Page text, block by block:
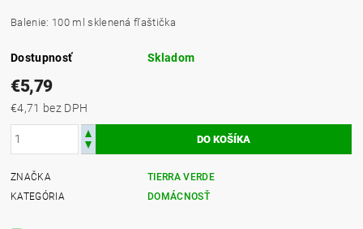
Balenie: 100 ml sklenená fľaštička
Dostupnosť Skladom
€5,79
€4,71 bez DPH
ZNAČKA
TIERRA VERDE
KATEGÓRIA
DOMÁCNOSŤ